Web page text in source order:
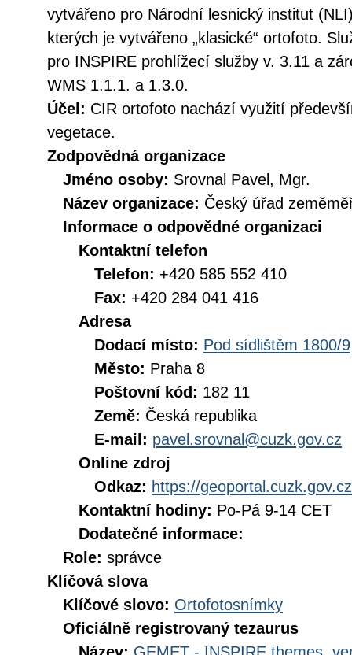
vytvářeno pro Národní lesnický institut
kterých je vytvářeno „klasické“ ortofoto.
pro INSPIRE prohlížecí služby v. 3.11 a
WMS 1.1.1. a 1.3.0.
Účel: CIR ortofoto nachází využití
vegetace.
Zodpovědná organizace
Jméno osoby: Srovnal Pavel, Mgr.
Název organizace: Český úřad
Informace o odpovědné organizaci
Kontaktní telefon
Telefon: +420 585 552 410
Fax: +420 284 041 416
Adresa
Dodací místo: Pod sídlištěm 1800/9
Město: Praha 8
Poštovní kód: 182 11
Země: Česká republika
E-mail: pavel.srovnal@cuzk.gov.cz
Online zdroj
Odkaz: https://geoportal.cuzk.gov.cz
Kontaktní hodiny: Po-Pá 9-14 CET
Dodatečné informace:
Role: správce
Klíčová slova
Klíčové slovo: Ortofotosnímky
Oficiálně registrovaný tezaurus